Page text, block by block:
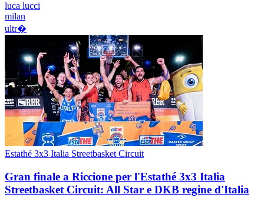
luca lucci
milan
ultr�
Estathé 3x3 Italia Streetbasket Circuit
Gran finale a Riccione per l'Estathé 3x3 Italia
Streetbasket Circuit: All Star e DKB regine d'Italia